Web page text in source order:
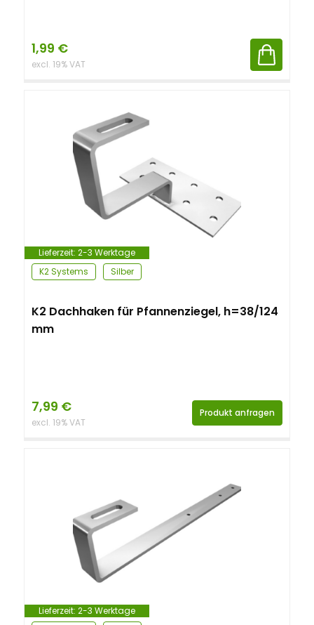
1,99 €
excl. 19% VAT
Lieferzeit: 2-3 Werktage
K2 Systems
Silber
K2 Dachhaken für Pfannenziegel, h=38/124
mm
7,99 €
excl. 19% VAT
Produkt anfragen
Lieferzeit: 2-3 Werktage